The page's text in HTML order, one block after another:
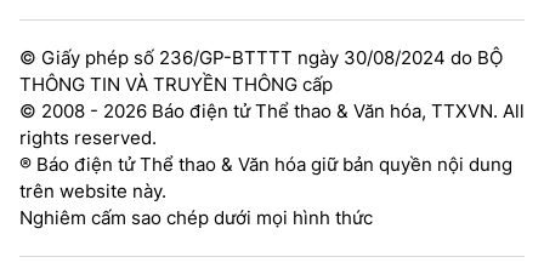
© Giấy phép số 236/GP-BTTTT ngày 30/08/2024 do BỘ
THÔNG TIN VÀ TRUYỀN THÔNG cấp
© 2008 - 2026 Báo điện tử Thể thao & Văn hóa, TTXVN. All
rights reserved.
® Báo điện tử Thể thao & Văn hóa giữ bản quyền nội dung
trên website này.
Nghiêm cấm sao chép dưới mọi hình thức